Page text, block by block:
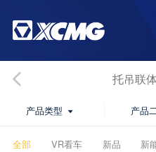
托吊联
产品类型  产品
全部 VR看车 新品 新